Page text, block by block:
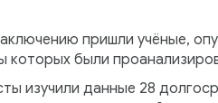
пришли учёные,
которых были
изучили данные 28